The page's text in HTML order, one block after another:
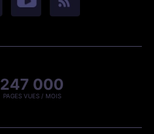
247 000
PAGES VUES / MOIS